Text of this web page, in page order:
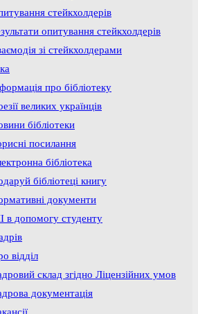
стейкхолдерів
опитування стейкхолдерів
зі стейкхолдерами
про бібліотеку
великих українців
бібліотеки
посилання
бібліотека
бібліотеці книгу
документи
в допомогу студенту
відділ
склад згідно Ліцензійних умов
документація